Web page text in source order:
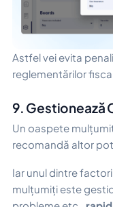
Astfel vei evita
reglementărilor
9. Gestionează
Un oaspete
recomandă altor
Iar unul dintre
mulțumiți este